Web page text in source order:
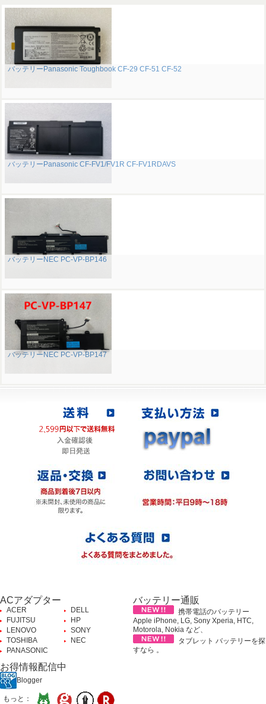
バッテリーPanasonic Toughbook CF-29 CF-51 CF-52
バッテリーPanasonic CF-FV1/FV1R CF-FV1RDAVS
バッテリーNEC PC-VP-BP146
バッテリーNEC PC-VP-BP147
ACアダプター
ACER
DELL
FUJITSU
HP
LENOVO
SONY
TOSHIBA
NEC
PANASONIC
バッテリー通販
携帯電話のバッテリー
Apple iPhone, LG, Sony Xperia, HTC,
Motorola, Nokia など、
タブレット バッテリーを探
すなら 。
お得情報配信中
Blogger
もっと：